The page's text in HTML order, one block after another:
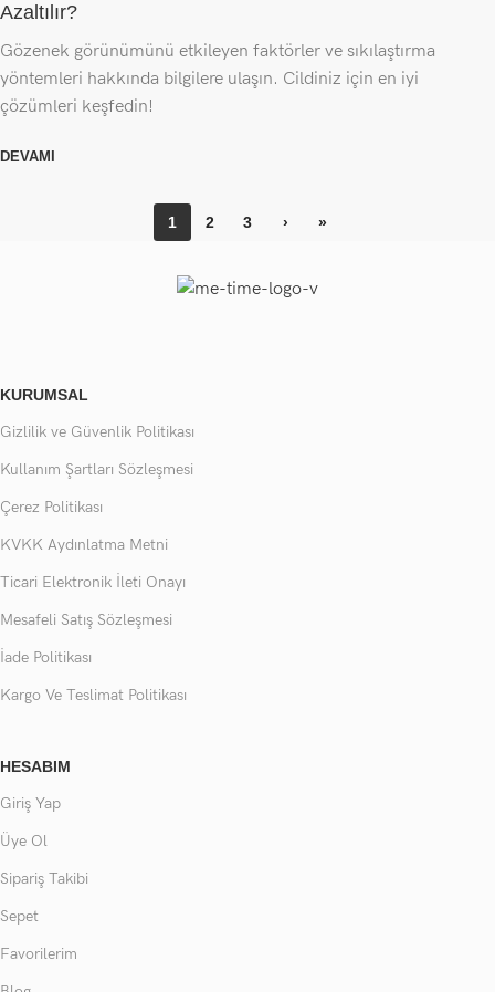
Azaltılır?
Gözenek görünümünü etkileyen faktörler ve sıkılaştırma
yöntemleri hakkında bilgilere ulaşın. Cildiniz için en iyi
çözümleri keşfedin!
DEVAMI
1 2 3 › »
KURUMSAL
Gizlilik ve Güvenlik Politikası
Kullanım Şartları Sözleşmesi
Çerez Politikası
KVKK Aydınlatma Metni
Ticari Elektronik İleti Onayı
Mesafeli Satış Sözleşmesi
İade Politikası
Kargo Ve Teslimat Politikası
HESABIM
Giriş Yap
Üye Ol
Sipariş Takibi
Sepet
Favorilerim